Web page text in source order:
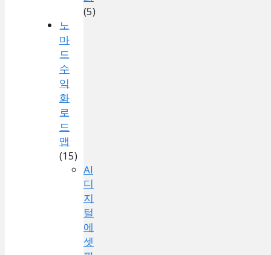
(5)
노
마
드
수
익
화
로
드
맵
(15)
AI
디
지
털
에
셋